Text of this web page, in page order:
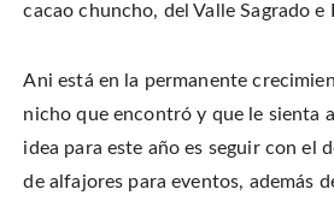
cacao chuncho, del Valle Sagrado e
Ani está en la permanente
nicho que encontró y que le sienta
idea para este año es seguir con el
de alfajores para eventos, además